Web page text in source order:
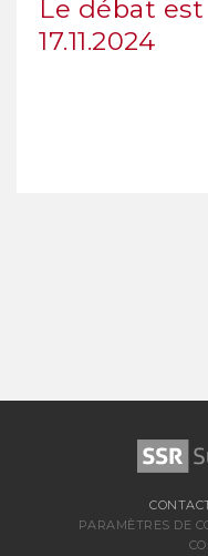
Le débat
17.11.2024
PARAMÈTRES DE